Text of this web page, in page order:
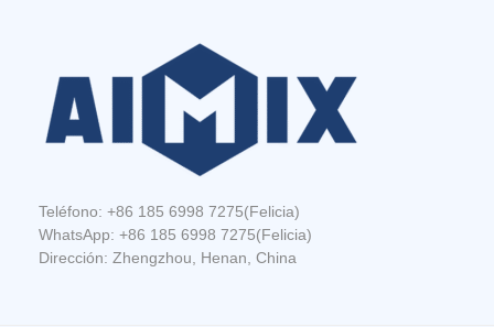
Teléfono: +86 185 6998 7275(Felicia)
WhatsApp: +86 185 6998 7275(Felicia)
Dirección: Zhengzhou, Henan, China